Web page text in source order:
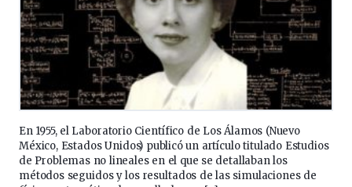
En 1955, el Laboratorio Científico de Los Álamos (Nuevo
México, Estados Unidos) publicó un artículo titulado Estudios
de Problemas no lineales en el que se detallaban los
métodos seguidos y los resultados de las simulaciones de